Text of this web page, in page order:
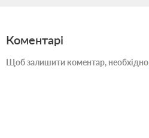
Коментарі
Щоб залишити коментар, необхідно